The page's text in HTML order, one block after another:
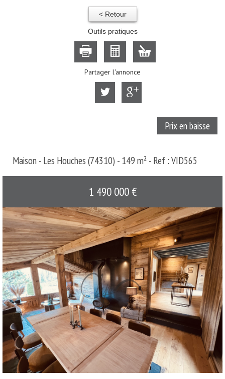
< Retour
Outils pratiques
Partager l'annonce
Prix en baisse
Maison - Les Houches (74310) - 149 m² - Ref : VID565
1 490 000 €